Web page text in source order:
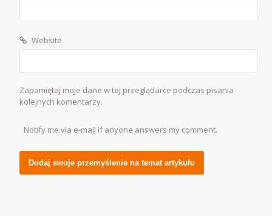
Website
Zapamiętaj moje dane w tej przeglądarce podczas pisania
kolejnych komentarzy.
Notify me via e-mail if anyone answers my comment.